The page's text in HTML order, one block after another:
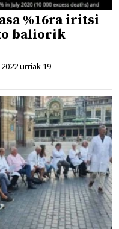
%16ra iritsi
baliorik
2022 urriak 19